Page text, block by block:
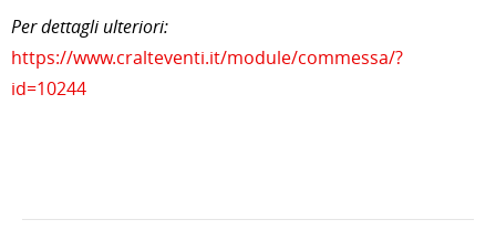
Per dettagli ulteriori:
https://www.cralteventi.it/module/commessa/?
id=10244